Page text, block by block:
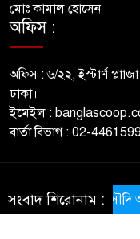
মোঃ কামাল হোসেন
অফিস :
অফিস : ৬/২২, ইস্টার্ণ
ঢাকা।
ইমেইল :
বার্তা বিভাগ : 02-
© All
NewsScript
সংবাদ শিরোনাম :
সৌদি আরবে